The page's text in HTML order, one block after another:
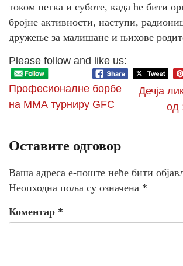
током петка и суботе, када ће бити
бројне активности, наступи,
дружење за малишане и њихове
Please follow and like us:
Професионалне борбе
на ММА турниру GFC
Дечја
од
Оставите одговор
Ваша адреса е-поште неће бити
Неопходна поља су означена *
Коментар *